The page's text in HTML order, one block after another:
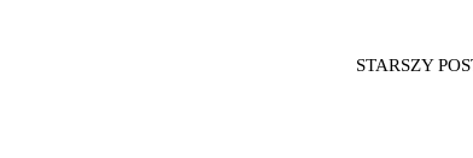
STARSZY